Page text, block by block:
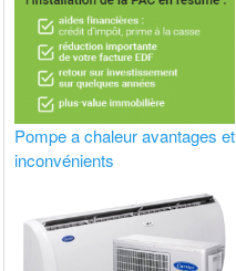
Pompe a chaleur avantages et
inconvénients